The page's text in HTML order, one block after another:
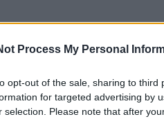
Process My Personal
opt-out of the sale, sharing to
for targeted advertising by
selection. Please note that after
nepradėti ikiteisminio
remiantis